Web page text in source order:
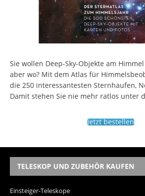
Sie wollen Deep-Sky-Objekte am
aber wo? Mit dem Atlas für
die 250 interessantesten Sternhaufen,
Damit stehen Sie nie mehr ratlos unter
Jetzt bestellen
TELESKOP UND ZUBEHÖR KAUFEN
Einsteiger-Teleskope